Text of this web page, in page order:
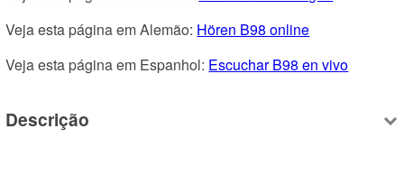
Veja esta página em Alemão: Hören B98 online
Veja esta página em Espanhol: Escuchar B98 en vivo
Descrição